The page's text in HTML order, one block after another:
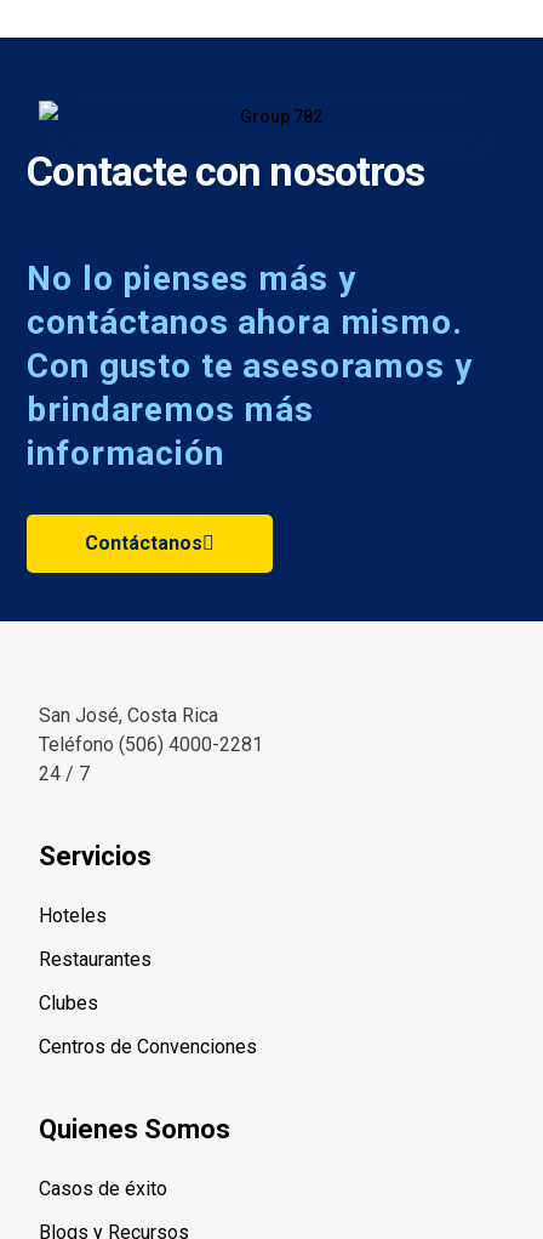
Contacte con nosotros
No lo pienses más y
contáctanos ahora mismo.
Con gusto te asesoramos y
brindaremos más
información
Contáctanos
San José, Costa Rica
Teléfono (506) 4000-2281
24 / 7
Servicios
Hoteles
Restaurantes
Clubes
Centros de Convenciones
Quienes Somos
Casos de éxito
Blogs y Recursos